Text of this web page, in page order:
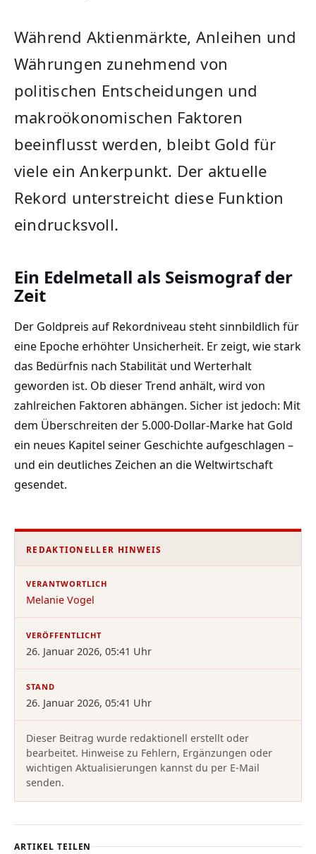
Während Aktienmärkte, Anleihen und
Währungen zunehmend von
politischen Entscheidungen und
makroökonomischen Faktoren
beeinflusst werden, bleibt Gold für
viele ein Ankerpunkt. Der aktuelle
Rekord unterstreicht diese Funktion
eindrucksvoll.
Ein Edelmetall als Seismograf der
Zeit
Der Goldpreis auf Rekordniveau steht sinnbildlich für
eine Epoche erhöhter Unsicherheit. Er zeigt, wie stark
das Bedürfnis nach Stabilität und Werterhalt
geworden ist. Ob dieser Trend anhält, wird von
zahlreichen Faktoren abhängen. Sicher ist jedoch: Mit
dem Überschreiten der 5.000-Dollar-Marke hat Gold
ein neues Kapitel seiner Geschichte aufgeschlagen –
und ein deutliches Zeichen an die Weltwirtschaft
gesendet.
REDAKTIONELLER HINWEIS
VERANTWORTLICH
Melanie Vogel
VERÖFFENTLICHT
26. Januar 2026, 05:41 Uhr
STAND
26. Januar 2026, 05:41 Uhr
Dieser Beitrag wurde redaktionell erstellt oder
bearbeitet. Hinweise zu Fehlern, Ergänzungen oder
wichtigen Aktualisierungen kannst du per E-Mail
senden.
ARTIKEL TEILEN